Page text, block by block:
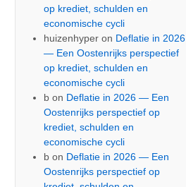
op krediet, schulden en
economische cycli
huizenhyper on Deflatie in 2026
— Een Oostenrijks perspectief
op krediet, schulden en
economische cycli
b on Deflatie in 2026 — Een
Oostenrijks perspectief op
krediet, schulden en
economische cycli
b on Deflatie in 2026 — Een
Oostenrijks perspectief op